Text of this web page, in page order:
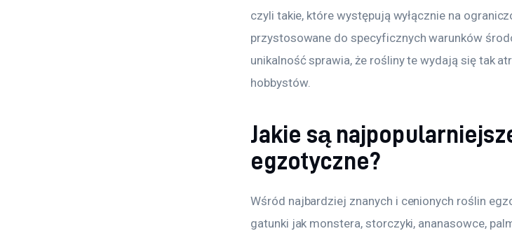
czyli takie, które występują wyłącznie na
przystosowane do specyficznych warunków
unikalność sprawia, że rośliny te wydają się tak
hobbystów.
Jakie są
egzotyczne?
Wśród najbardziej znanych i cenionych roślin
gatunki jak monstera, storczyki, ananasowce,